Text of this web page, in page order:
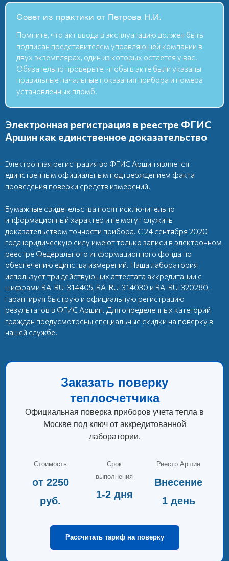
Совет из практики от Петрова Н.И.
Помните, что акт ввода в эксплуатацию должен быть
подписан представителем управляющей компании в
двух экземплярах, один из которых остается у вас.
Обязательно проверьте, чтобы в акте были указаны
правильные начальные показания прибора и номера
установленных пломб.
Электронная регистрация в реестре ФГИС
Аршин как единственное доказательство
Электронная регистрация во ФГИС Аршин является
единственным официальным подтверждением факта
проведения поверки средств измерений.
Бумажные свидетельства носят исключительно
информационный характер и не могут служить
доказательством точности прибора. С 24 сентября 2020
года юридическую силу имеют только записи в электронном
реестре Федерального информационного фонда по
обеспечению единства измерений. Наша лаборатория
использует три действующих аттестата аккредитации с
шифрами RA-RU-314405, RA-RU-314030 и RA-RU-320280,
гарантируя быструю и официальную регистрацию
результатов в ФГИС Аршин. Для определенных категорий
граждан предусмотрены специальные скидки на поверку в
нашей службе.
Заказать поверку
теплосчетчика
Официальная поверка приборов учета тепла в
Москве под ключ от аккредитованной
лаборатории.
Стоимость
от 2250
руб.
Срок
выполнения
1-2 дня
Реестр Аршин
Внесение
1 день
Рассчитать тариф на поверку